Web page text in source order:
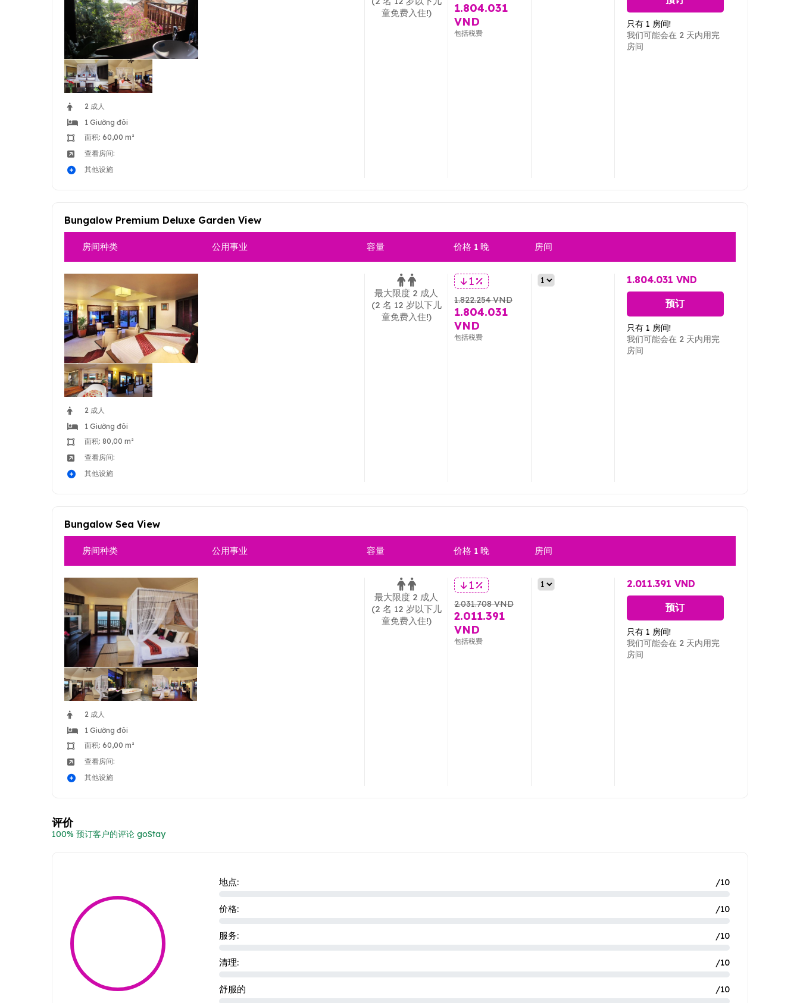
2 成人
1 Giường đôi
面积: 60,00 m²
查看房间:
其他设施
童免费入住!)
1.804.031
VND
包括税费
只有 1 房间!
我们可能会在 2 天内用完
房间
Bungalow Premium Deluxe Garden View
房间种类 公用事业 容量 价格 1 晚 房间
2 成人
1 Giường đôi
面积: 80,00 m²
查看房间:
其他设施
最大限度 2 成人
(2 名 12 岁以下儿
童免费入住!)
1 %
1.822.254 VND
1.804.031
VND
包括税费
1.804.031 VND
预订
只有 1 房间!
我们可能会在 2 天内用完
房间
Bungalow Sea View
房间种类 公用事业 容量 价格 1 晚 房间
2 成人
1 Giường đôi
面积: 60,00 m²
查看房间:
其他设施
最大限度 2 成人
(2 名 12 岁以下儿
童免费入住!)
1 %
2.031.708 VND
2.011.391
VND
包括税费
2.011.391 VND
预订
只有 1 房间!
我们可能会在 2 天内用完
房间
评价
100% 预订客户的评论 goStay
地点: /10
价格: /10
服务: /10
清理: /10
舒服的 /10